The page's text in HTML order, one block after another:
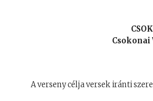
Csokonai
A verseny célja versek iránti